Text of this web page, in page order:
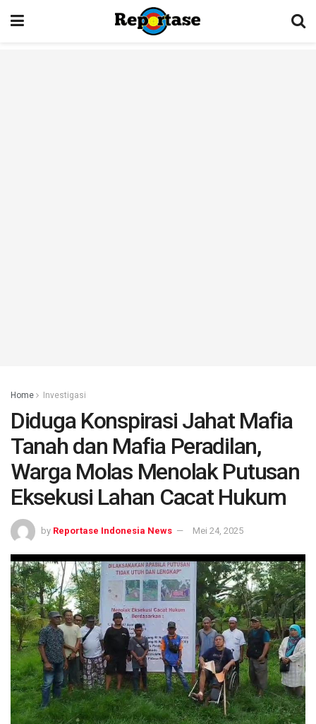
Home Investigasi
Diduga Konspirasi Jahat Mafia
Tanah dan Mafia Peradilan,
Warga Molas Menolak Putusan
Eksekusi Lahan Cacat Hukum
by Reportase Indonesia News Mei 24, 2025